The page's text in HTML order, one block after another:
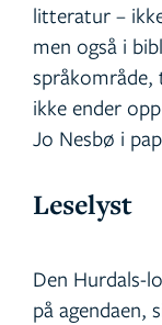
litteratur –
men også i
språkområde,
ikke ender
Jo Nesbø i
Leselyst
Den Hurdals-
på agendaen,